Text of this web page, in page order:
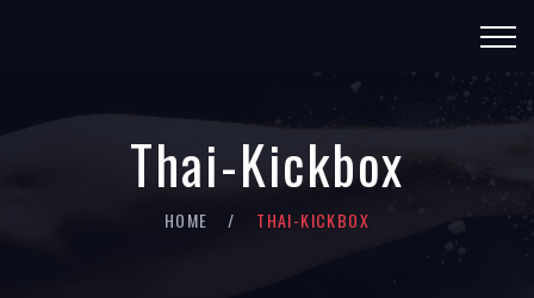
Thai-Kickbox
HOME THAI-KICKBOX